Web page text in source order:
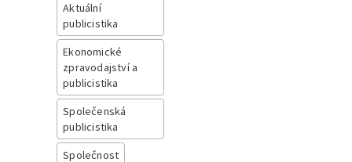
Aktuální
publicistika
Ekonomické
zpravodajství a
publicistika
Společenská
publicistika
Společnost